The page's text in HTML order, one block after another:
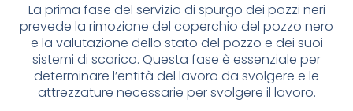
La prima fase del servizio di spurgo dei pozzi neri
prevede la rimozione del coperchio del pozzo nero
e la valutazione dello stato del pozzo e dei suoi
sistemi di scarico. Questa fase è essenziale per
determinare l’entità del lavoro da svolgere e le
attrezzature necessarie per svolgere il lavoro.